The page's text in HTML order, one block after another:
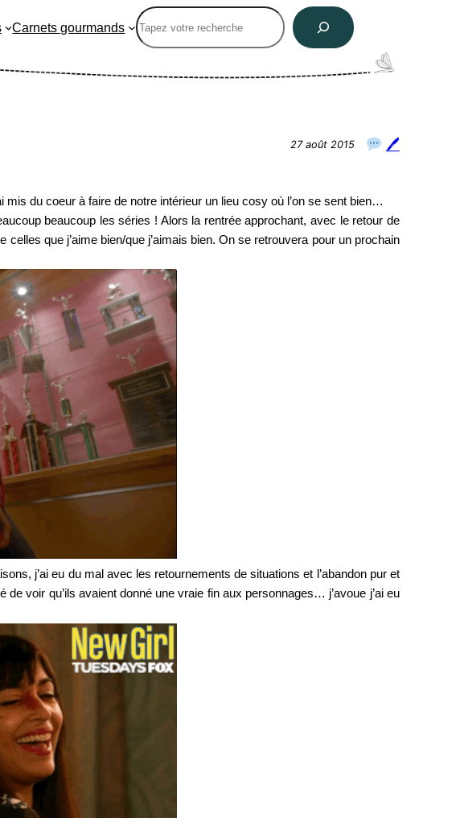
Carnets gourmands
Rechercher
27 août 2015 🖊
du coeur à faire de notre intérieur un lieu cosy où l’on se sent bien…
beaucoup les séries ! Alors la rentrée approchant, avec le retour de
que j’aime bien/que j’aimais bien. On se retrouvera pour un prochain
j’ai eu du mal avec les retournements de situations et l’abandon pur et
voir qu’ils avaient donné une vraie fin aux personnages… j’avoue j’ai eu